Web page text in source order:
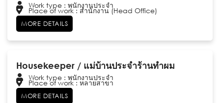
Work type : พนักงานประจำ
Place of work : สำนักงาน (Head Office)
MORE DETAILS
Housekeeper / แม่บ้านประจำร้านทำผม
Work type : พนักงานประจำ
Place of work : หลายสาขา
MORE DETAILS